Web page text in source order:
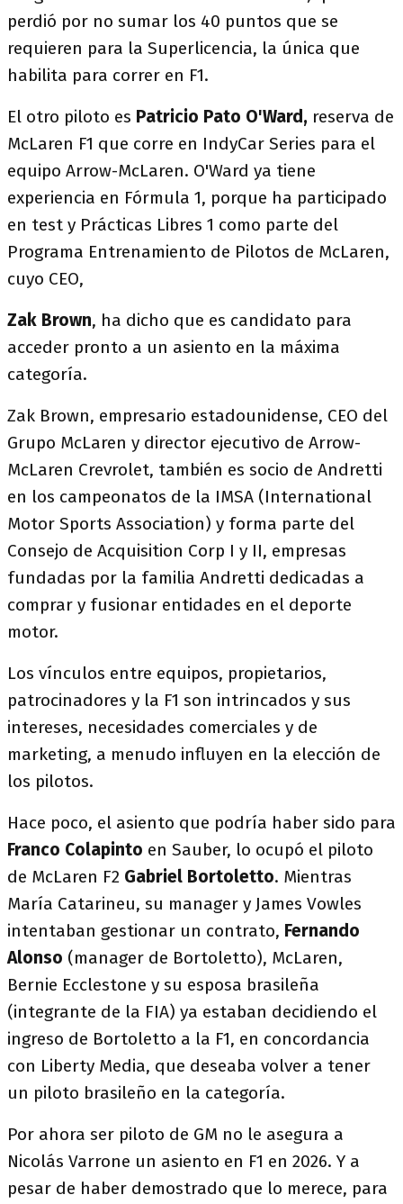
perdió por no sumar los 40 puntos que se
requieren para la Superlicencia, la única que
habilita para correr en F1.
El otro piloto es Patricio Pato O'Ward, reserva de
McLaren F1 que corre en IndyCar Series para el
equipo Arrow-McLaren. O'Ward ya tiene
experiencia en Fórmula 1, porque ha participado
en test y Prácticas Libres 1 como parte del
Programa Entrenamiento de Pilotos de McLaren,
cuyo CEO,
Zak Brown, ha dicho que es candidato para
acceder pronto a un asiento en la máxima
categoría.
Zak Brown, empresario estadounidense, CEO del
Grupo McLaren y director ejecutivo de Arrow-
McLaren Crevrolet, también es socio de Andretti
en los campeonatos de la IMSA (International
Motor Sports Association) y forma parte del
Consejo de Acquisition Corp I y II, empresas
fundadas por la familia Andretti dedicadas a
comprar y fusionar entidades en el deporte
motor.
Los vínculos entre equipos, propietarios,
patrocinadores y la F1 son intrincados y sus
intereses, necesidades comerciales y de
marketing, a menudo influyen en la elección de
los pilotos.
Hace poco, el asiento que podría haber sido para
Franco Colapinto en Sauber, lo ocupó el piloto
de McLaren F2 Gabriel Bortoletto. Mientras
María Catarineu, su manager y James Vowles
intentaban gestionar un contrato, Fernando
Alonso (manager de Bortoletto), McLaren,
Bernie Ecclestone y su esposa brasileña
(integrante de la FIA) ya estaban decidiendo el
ingreso de Bortoletto a la F1, en concordancia
con Liberty Media, que deseaba volver a tener
un piloto brasileño en la categoría.
Por ahora ser piloto de GM no le asegura a
Nicolás Varrone un asiento en F1 en 2026. Y a
pesar de haber demostrado que lo merece, para